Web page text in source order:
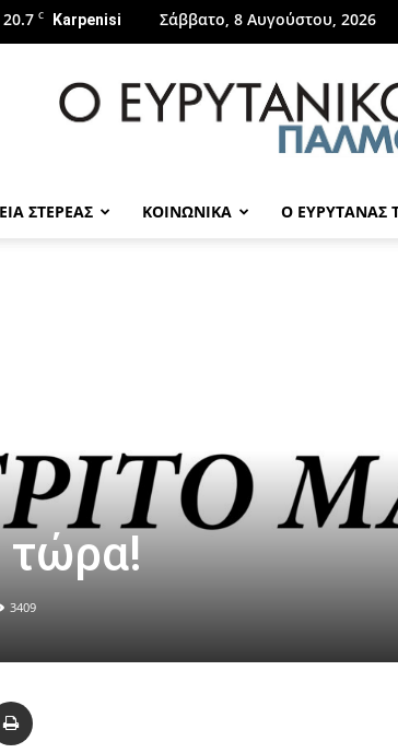
20.7 C Karpenisi Σάββατο, 8 Αυγούστου, 2026
ΣΤΕΡΕΑΣ ΚΟΙΝΩΝΙΚΑ Ο ΕΥΡΥΤΑΝΑΣ
τώρα!
3409